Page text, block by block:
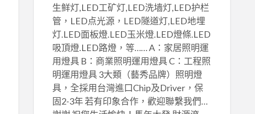
生鲜灯,LED工矿灯,LED洗墙灯,LED护栏
管，LED点光源，LED隧道灯,LED地埋
灯.LED面板燈.LED玉米燈.LED燈條.LED
吸頂燈.LED路燈，等…… A：家居照明運
用燈具 B：商業照明運用燈具 C：工程照
明運用燈具 3大類（藝秀品牌）照明燈
具，全採用台灣進口Chip及Driver，保
固2-3年 若有印象合作，歡迎聯繫我們…